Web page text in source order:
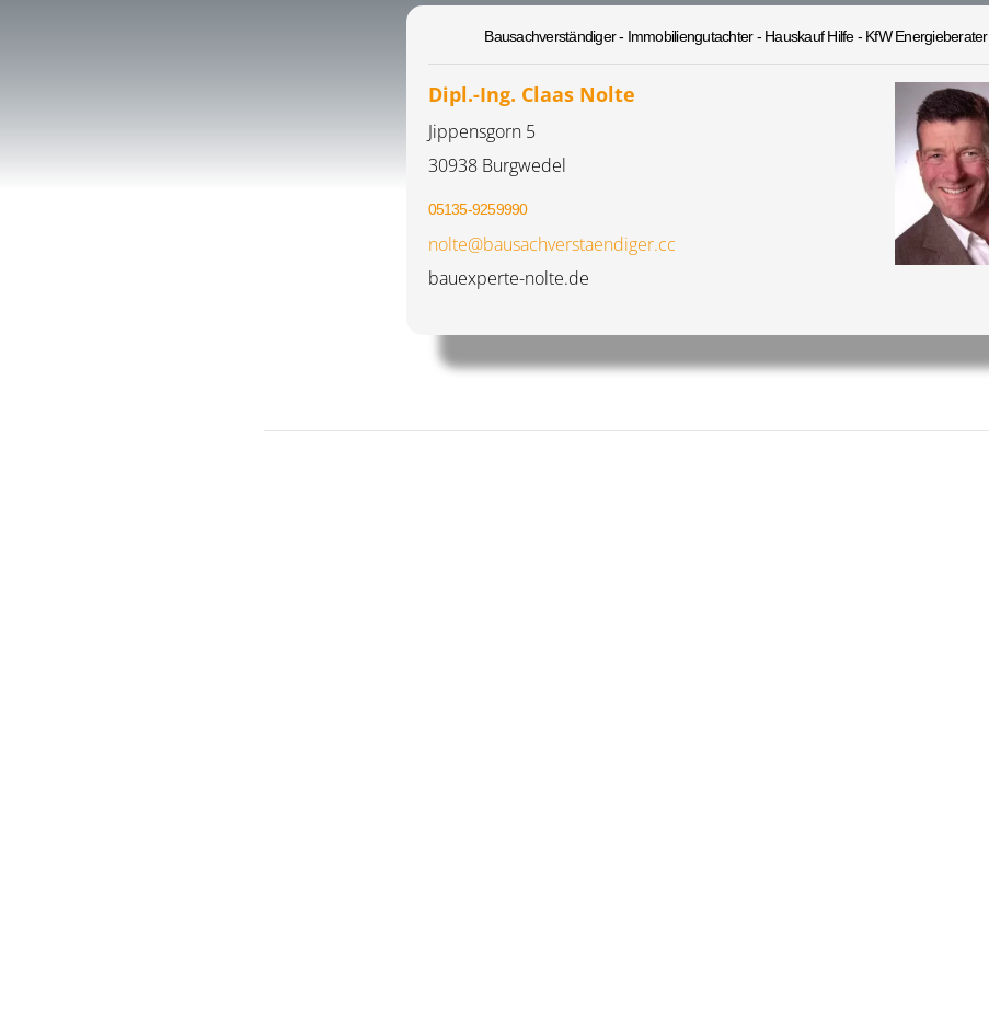
Bausachverständiger - Immobiliengutachter - Hauskauf Hilfe - KfW Energieberater
Dipl.-Ing. Claas Nolte
Jippensgorn 5
30938 Burgwedel
05135-9259990
nolte@bausachverstaendiger.cc
bauexperte-nolte.de